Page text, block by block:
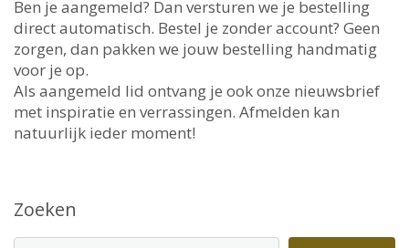
Ben je aangemeld? Dan versturen we je bestelling
direct automatisch. Bestel je zonder account? Geen
zorgen, dan pakken we jouw bestelling handmatig
voor je op.
Als aangemeld lid ontvang je ook onze nieuwsbrief
met inspiratie en verrassingen. Afmelden kan
natuurlijk ieder moment!
Zoeken